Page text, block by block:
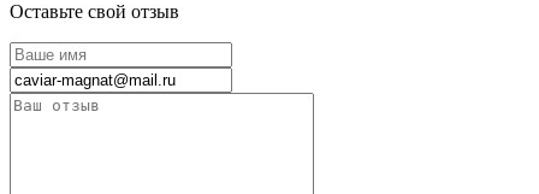
Оставьте свой отзыв